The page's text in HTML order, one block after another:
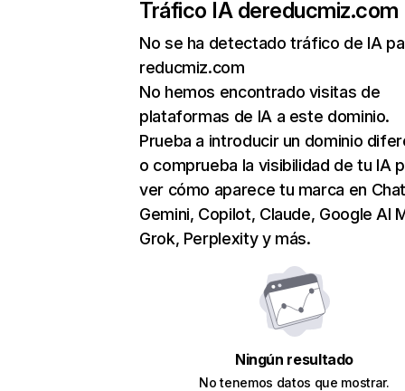
Tráfico IA dereducmiz.com
No se ha detectado tráfico de IA
reducmiz.com
No hemos encontrado visitas de
plataformas de IA a este dominio.
Prueba a introducir un dominio
o comprueba la visibilidad de tu IA
ver cómo aparece tu marca en
Gemini, Copilot, Claude, Google AI
Grok, Perplexity y más.
Ningún resultado
No tenemos datos que mostrar.